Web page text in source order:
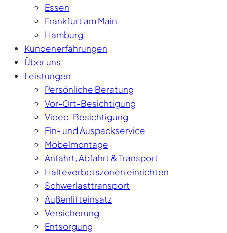
Essen
Frankfurt am Main
Hamburg
Kundenerfahrungen
Über uns
Leistungen
Persönliche Beratung
Vor-Ort-Besichtigung
Video-Besichtigung
Ein- und Auspackservice
Möbelmontage
Anfahrt, Abfahrt & Transport
Halteverbotszonen einrichten
Schwerlasttransport
Außenlifteinsatz
Versicherung
Entsorgung